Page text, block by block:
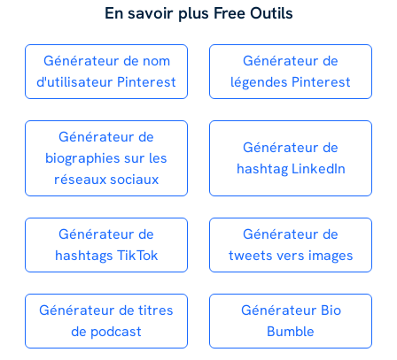
En savoir plus Free Outils
Générateur de nom
d'utilisateur Pinterest
Générateur de
légendes Pinterest
Générateur de
biographies sur les
réseaux sociaux
Générateur de
hashtag LinkedIn
Générateur de
hashtags TikTok
Générateur de
tweets vers images
Générateur de titres
de podcast
Générateur Bio
Bumble